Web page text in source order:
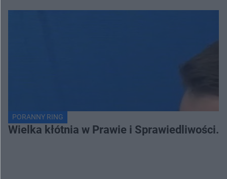
PORANNY RING
Wielka kłótnia w Prawie i Sprawiedliwości.